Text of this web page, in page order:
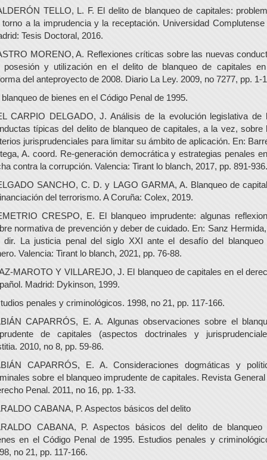
TELLO, L. F. El delito de blanqueo de capitales:
torno a la imprudencia y la receptación. Universidad Complutense
Tesis Doctoral, 2016.
MORENO, A. Reflexiones críticas sobre las nuevas
posesión y utilización en el delito de blanqueo de capitales
del anteproyecto de 2008. Diario La Ley. 2009, no 7277, pp. 1-
blanqueo de bienes en el Código Penal de 1995.
CARPIO DELGADO, J. Análisis de la evolución legislativa de
típicas del delito de blanqueo de capitales, a la vez, sobre
jurisprudenciales para limitar su ámbito de aplicación. En:
A. coord. Re-generación democrática y estrategias penales
contra la corrupción. Valencia: Tirant lo blanch, 2017, pp. 891-936.
SANCHO, C. D. y LAGO GARMA, A. Blanqueo de
del terrorismo. A Coruña: Colex, 2019.
CRESPO, E. El blanqueo imprudente: algunas
normativa de prevención y deber de cuidado. En: Sanz
dir. La justicia penal del siglo XXI ante el desafío del blanqueo
Valencia: Tirant lo blanch, 2021, pp. 76-88.
MAROTO Y VILLAREJO, J. El blanqueo de capitales en el
Madrid: Dykinson, 1999.
penales y criminológicos. 1998, no 21, pp. 117-166.
CAPARRÓS, E. A. Algunas observaciones sobre el
de capitales (aspectos doctrinales y
2010, no 8, pp. 59-86.
CAPARRÓS, E. A. Consideraciones dogmáticas y
sobre el blanqueo imprudente de capitales. Revista General
Penal. 2011, no 16, pp. 1-33.
CABANA, P. Aspectos básicos del delito
CABANA, P. Aspectos básicos del delito de blanqueo
en el Código Penal de 1995. Estudios penales y
no 21, pp. 117-166.